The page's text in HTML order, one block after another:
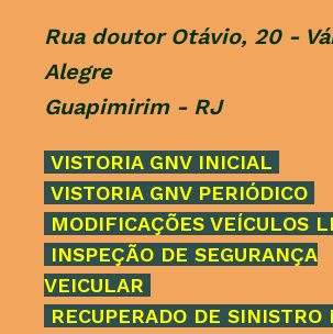
Rua doutor Otávio, 20 -
Alegre
Guapimirim - RJ
VISTORIA GNV INICIAL
VISTORIA GNV PERIÓDICO
MODIFICAÇÕES VEÍCULOS
INSPEÇÃO DE SEGURANÇA
VEICULAR
RECUPERADO DE SINISTRO